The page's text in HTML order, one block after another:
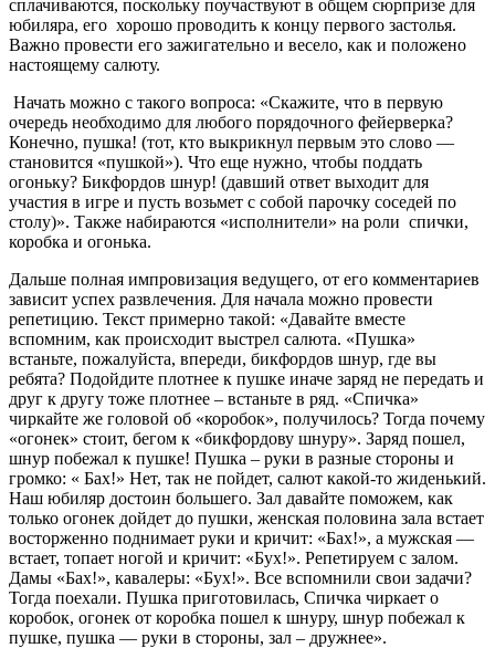
сплачиваются, поскольку поучаствуют в общем сюрпризе для
юбиляра, его хорошо проводить к концу первого застолья.
Важно провести его зажигательно и весело, как и положено
настоящему салюту.
Начать можно с такого вопроса: «Скажите, что в первую
очередь необходимо для любого порядочного фейерверка?
Конечно, пушка! (тот, кто выкрикнул первым это слово —
становится «пушкой»). Что еще нужно, чтобы поддать
огоньку? Бикфордов шнур! (давший ответ выходит для
участия в игре и пусть возьмет с собой парочку соседей по
столу)». Также набираются «исполнители» на роли спички,
коробка и огонька.
Дальше полная импровизация ведущего, от его комментариев
зависит успех развлечения. Для начала можно провести
репетицию. Текст примерно такой: «Давайте вместе
вспомним, как происходит выстрел салюта. «Пушка»
встаньте, пожалуйста, впереди, бикфордов шнур, где вы
ребята? Подойдите плотнее к пушке иначе заряд не передать и
друг к другу тоже плотнее – встаньте в ряд. «Спичка»
чиркайте же головой об «коробок», получилось? Тогда почему
«огонек» стоит, бегом к «бикфордову шнуру». Заряд пошел,
шнур побежал к пушке! Пушка – руки в разные стороны и
громко: « Бах!» Нет, так не пойдет, салют какой-то жиденький.
Наш юбиляр достоин большего. Зал давайте поможем, как
только огонек дойдет до пушки, женская половина зала встает
восторженно поднимает руки и кричит: «Бах!», а мужская —
встает, топает ногой и кричит: «Бух!». Репетируем с залом.
Дамы «Бах!», кавалеры: «Бух!». Все вспомнили свои задачи?
Тогда поехали. Пушка приготовилась, Спичка чиркает о
коробок, огонек от коробка пошел к шнуру, шнур побежал к
пушке, пушка — руки в стороны, зал – дружнее».